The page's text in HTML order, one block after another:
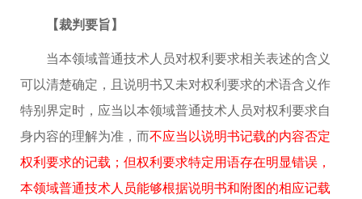
【裁判要旨】
当本领域普通技术人员对权利要求相关表述的含义
可以清楚确定，且说明书又未对权利要求的术语含义作
特别界定时，应当以本领域普通技术人员对权利要求自
身内容的理解为准，而不应当以说明书记载的内容否定
权利要求的记载；但权利要求特定用语存在明显错误，
本领域普通技术人员能够根据说明书和附图的相应记载